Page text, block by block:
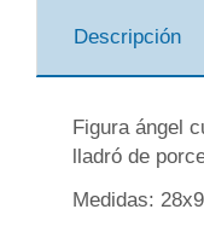
Descripción
Figura ángel
lladró de
Medidas: